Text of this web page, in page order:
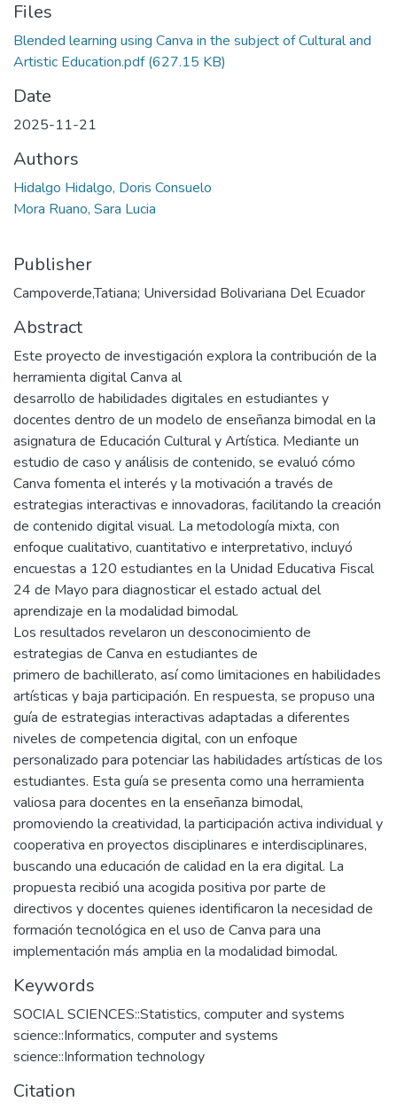
Files
Blended learning using Canva in the subject of Cultural and
Artistic Education.pdf(627.15 KB)
Date
2025-11-21
Authors
Hidalgo Hidalgo, Doris Consuelo
Mora Ruano, Sara Lucia
Publisher
Campoverde,Tatiana; Universidad Bolivariana Del Ecuador
Abstract
Este proyecto de investigación explora la contribución de la
herramienta digital Canva al
desarrollo de habilidades digitales en estudiantes y
docentes dentro de un modelo de enseñanza bimodal en la
asignatura de Educación Cultural y Artística. Mediante un
estudio de caso y análisis de contenido, se evaluó cómo
Canva fomenta el interés y la motivación a través de
estrategias interactivas e innovadoras, facilitando la creación
de contenido digital visual. La metodología mixta, con
enfoque cualitativo, cuantitativo e interpretativo, incluyó
encuestas a 120 estudiantes en la Unidad Educativa Fiscal
24 de Mayo para diagnosticar el estado actual del
aprendizaje en la modalidad bimodal.
Los resultados revelaron un desconocimiento de
estrategias de Canva en estudiantes de
primero de bachillerato, así como limitaciones en habilidades
artísticas y baja participación. En respuesta, se propuso una
guía de estrategias interactivas adaptadas a diferentes
niveles de competencia digital, con un enfoque
personalizado para potenciar las habilidades artísticas de los
estudiantes. Esta guía se presenta como una herramienta
valiosa para docentes en la enseñanza bimodal,
promoviendo la creatividad, la participación activa individual y
cooperativa en proyectos disciplinares e interdisciplinares,
buscando una educación de calidad en la era digital. La
propuesta recibió una acogida positiva por parte de
directivos y docentes quienes identificaron la necesidad de
formación tecnológica en el uso de Canva para una
implementación más amplia en la modalidad bimodal.
Keywords
SOCIAL SCIENCES::Statistics, computer and systems
science::Informatics, computer and systems
science::Information technology
Citation